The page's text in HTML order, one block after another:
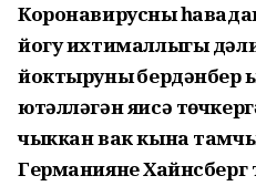
Коронавирусның
йогу ихтималлыгы
йоктыруның бердәнбер
ютәлләгән яисә
чыккан вак кына
Германиянең